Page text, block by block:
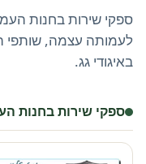
ספקי שירות בחנות
לעמותה עצמה, שותפי
באיגודי גג.
ספקי שירות בחנות